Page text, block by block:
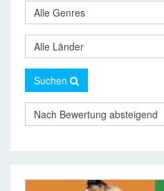
Alle Genres
Alle Länder
Suchen
Nach Bewertung absteigend